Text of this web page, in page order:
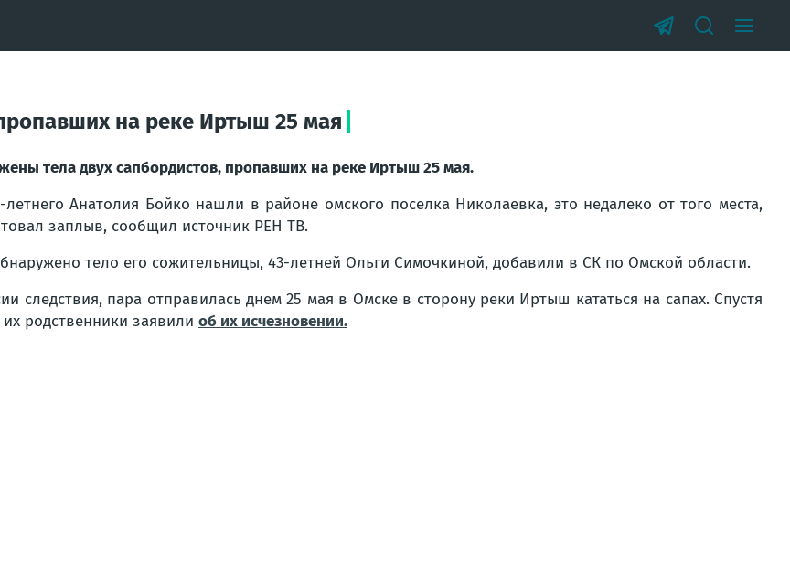
на реке Иртыш 25 мая
тела двух сапбордистов, пропавших на реке Иртыш 25 мая.
летнего Анатолия Бойко нашли в районе омского поселка Николаевка, это недалеко от того места,
заплыв, сообщил источник РЕН ТВ.
тело его сожительницы, 43-летней Ольги Симочкиной, добавили в СК по Омской области.
следствия, пара отправилась днем 25 мая в Омске в сторону реки Иртыш кататься на сапах. Спустя
родственники заявили об их исчезновении.